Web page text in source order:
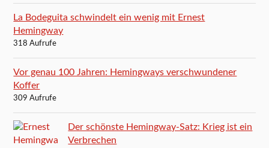
La Bodeguita schwindelt ein wenig mit Ernest
Hemingway
318 Aufrufe
Vor genau 100 Jahren: Hemingways verschwundener
Koffer
309 Aufrufe
Der schönste Hemingway-Satz: Krieg ist ein
Verbrechen